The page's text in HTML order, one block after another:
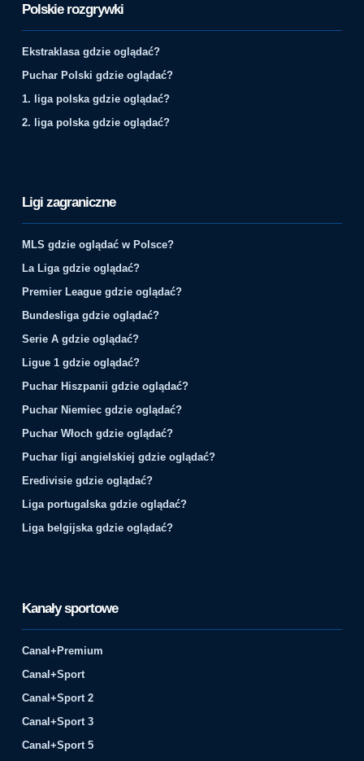
Polskie rozgrywki
Ekstraklasa gdzie oglądać?
Puchar Polski gdzie oglądać?
1. liga polska gdzie oglądać?
2. liga polska gdzie oglądać?
Ligi zagraniczne
MLS gdzie oglądać w Polsce?
La Liga gdzie oglądać?
Premier League gdzie oglądać?
Bundesliga gdzie oglądać?
Serie A gdzie oglądać?
Ligue 1 gdzie oglądać?
Puchar Hiszpanii gdzie oglądać?
Puchar Niemiec gdzie oglądać?
Puchar Włoch gdzie oglądać?
Puchar ligi angielskiej gdzie oglądać?
Eredivisie gdzie oglądać?
Liga portugalska gdzie oglądać?
Liga belgijska gdzie oglądać?
Kanały sportowe
Canal+Premium
Canal+Sport
Canal+Sport 2
Canal+Sport 3
Canal+Sport 5